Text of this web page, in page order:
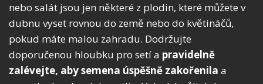
nebo salát jsou jen některé z plodin, které můžete v
dubnu vyset rovnou do země nebo do květináčů,
pokud máte malou zahradu. Dodržujte
doporučenou hloubku pro setí a pravidelně
zalévejte, aby semena úspěšně zakořenila a